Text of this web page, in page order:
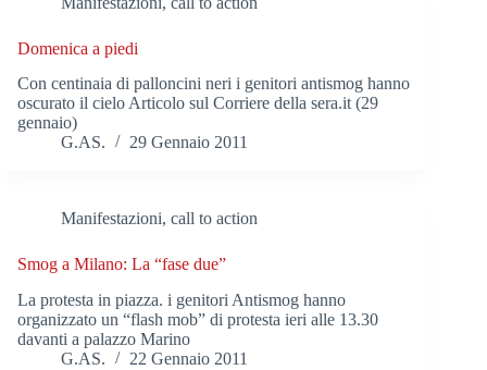
Domenica a piedi
Con centinaia di palloncini neri i genitori antismog hanno
oscurato il cielo Articolo sul Corriere della sera.it (29
gennaio)
G.AS.
29 Gennaio 2011
Manifestazioni, call to action
Smog a Milano: La “fase due”
La protesta in piazza. i genitori Antismog hanno
organizzato un “flash mob” di protesta ieri alle 13.30
davanti a palazzo Marino
G.AS.
22 Gennaio 2011